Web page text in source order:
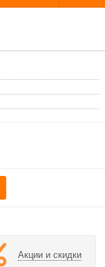
Акции и скидки